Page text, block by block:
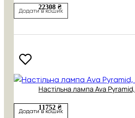
22308 ₴
Додати в кошик
Настільна лампа Ava
11752 ₴
Додати в кошик